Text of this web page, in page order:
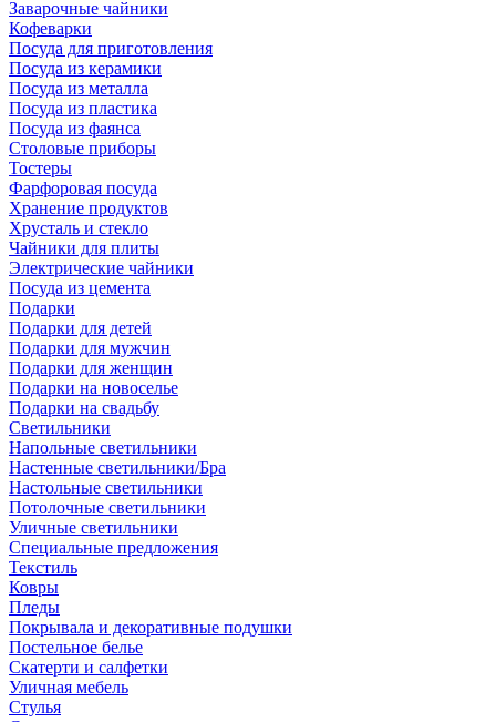
Заварочные чайники
Кофеварки
Посуда для приготовления
Посуда из керамики
Посуда из металла
Посуда из пластика
Посуда из фаянса
Столовые приборы
Тостеры
Фарфоровая посуда
Хранение продуктов
Хрусталь и стекло
Чайники для плиты
Электрические чайники
Посуда из цемента
Подарки
Подарки для детей
Подарки для мужчин
Подарки для женщин
Подарки на новоселье
Подарки на свадьбу
Светильники
Напольные светильники
Настенные светильники/Бра
Настольные светильники
Потолочные светильники
Уличные светильники
Специальные предложения
Текстиль
Ковры
Пледы
Покрывала и декоративные подушки
Постельное белье
Скатерти и салфетки
Уличная мебель
Стулья